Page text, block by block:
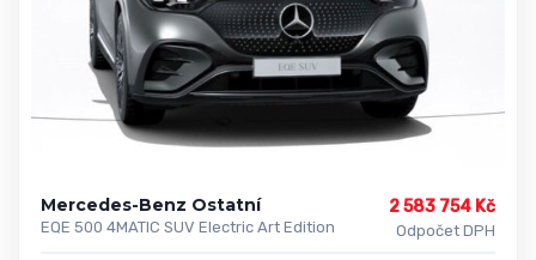
Mercedes-Benz Ostatní
EQE 500 4MATIC SUV Electric Art Edition
2 583 754 Kč
Odpočet DPH